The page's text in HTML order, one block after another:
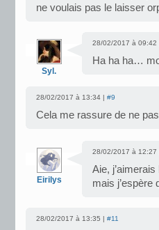
ne voulais pas le laisser
Syl.
28/02/2017 à 09:42
Ha ha ha…
28/02/2017 à 13:34 | #9
Cela me rassure de ne
Eirilys
28/02/2017 à 12:27
Aie,
mais
28/02/2017 à 13:35 | #11